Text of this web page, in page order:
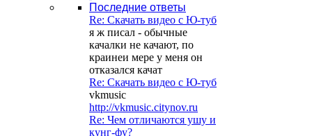
Последние ответы
Re: Скачать видео с Ю-туб
я ж писал - обычные
качалки не качают, по
краинеи мере у меня он
отказался качат
Re: Скачать видео с Ю-туб
vkmusic
http://vkmusic.citynov.ru
Re: Чем отличаются ушу и
кунг-фу?